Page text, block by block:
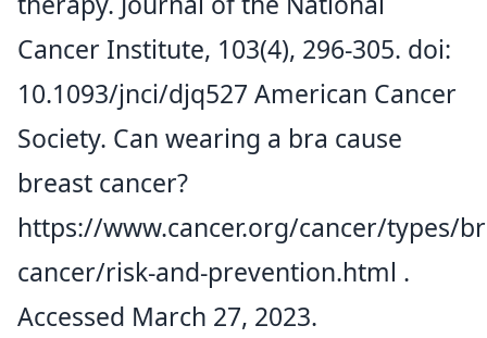
Cancer Institute, 103(4), 296-305. doi:
10.1093/jnci/djq527 American Cancer
Society. Can wearing a bra cause
breast cancer?
https://www.cancer.org/cancer/types/
cancer/risk-and-prevention.html .
Accessed March 27, 2023.